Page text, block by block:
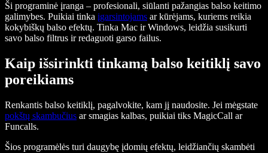
Ši programinė įranga – profesionali, siūlanti pažangias balso keitimo
galimybes. Puikiai tinka įgarsintojams ar kūrėjams, kuriems reikia
kokybiškų balso efektų. Tinka Mac ir Windows, leidžia susikurti
savo balso filtrus ir redaguoti garso failus.
Kaip išsirinkti tinkamą balso keitiklį savo
poreikiams
Renkantis balso keitiklį, pagalvokite, kam jį naudosite. Jei mėgstate
pokštų skambučius ar smagias kalbas, puikiai tiks MagicCall ar
Funcalls.
Šios programėlės turi daugybę įdomių efektų, leidžiančių skambėti